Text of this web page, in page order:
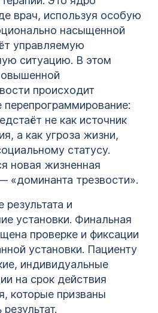
врач, используя особую
насыщенной
управляемую
ситуацию. В этом
происходит
перепрограммирование:
не как источник
а как угроза жизни,
статусу.
новая жизненная
«доминанта трезвости».
результата и
установки. Финальная
проверке и фиксации
установки. Пациенту
индивидуальные
на срок действия
которые призваны
1
123